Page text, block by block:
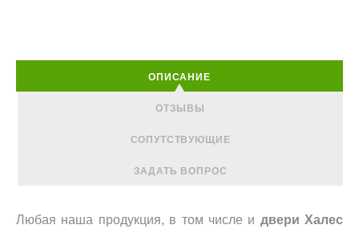
ОПИСАНИЕ
ОТЗЫВЫ
СОПУТСТВУЮЩИЕ
ЗАДАТЬ ВОПРОС
Любая наша продукция, в том числе и двери Халес